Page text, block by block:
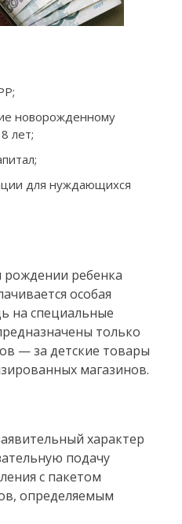
новорожденному
лет;
для нуждающихся
рождении ребенка
особая
на специальные
только
— за детские товары
магазинов.
характер
подачу
с пакетом
определяемым